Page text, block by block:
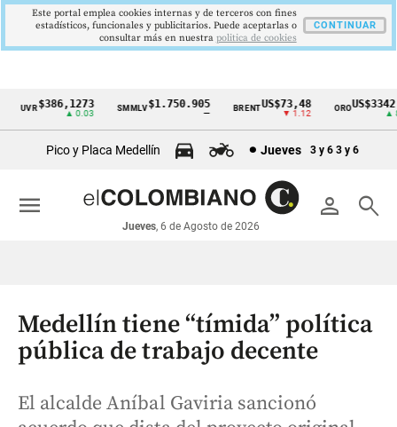
Cintillo
económicos
Colombia
UVR$386,1273
▲ 0.03
SMMLV$1.750.905 BRENTUS$73,48
▼ 1.12
ORO
▲
Pico y Placa Medellín Jueves 3 y 6 3 y 6
person search
Jueves, 6 de Agosto de 2026
menu
Medellín tiene “tímida” política
pública de trabajo decente
El alcalde Aníbal Gaviria sancionó
Este portal emplea cookies internas y de terceros con fines
estadísticos, funcionales y publicitarios. Puede aceptarlas o
consultar más en nuestra politica de cookies
CONTINUAR